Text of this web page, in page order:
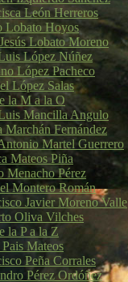
León Herreros
Lobato Hoyos
Lobato Moreno
López Núñez
López Pacheco
López Salas
la M a la O
Mancilla Angulo
Marchán Fernández
Martel Guerrero
Mateos Piña
Menacho Pérez
Montero Román
Javier Moreno Valle
Oliva Vilches
la P a la Z
Mateos
Peña Corrales
Pérez Ordóñez